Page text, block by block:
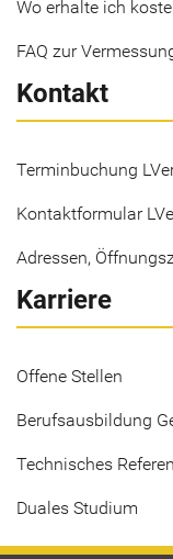
Wo erhalte ich
FAQ zur
Kontakt
Terminbuchung
Kontaktformular
Adressen,
Karriere
Offene Stellen
Berufsausbildung
Technisches
Duales Studium